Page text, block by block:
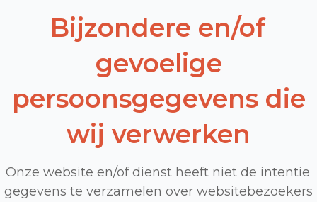
Bijzondere en/of
gevoelige
persoonsgegevens die
wij verwerken
Onze website en/of dienst heeft niet de intentie
gegevens te verzamelen over websitebezoekers